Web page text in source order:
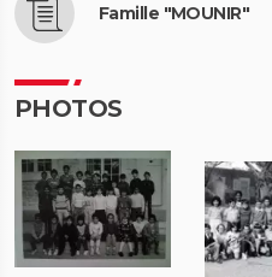
Famille "MOUNIR"
PHOTOS